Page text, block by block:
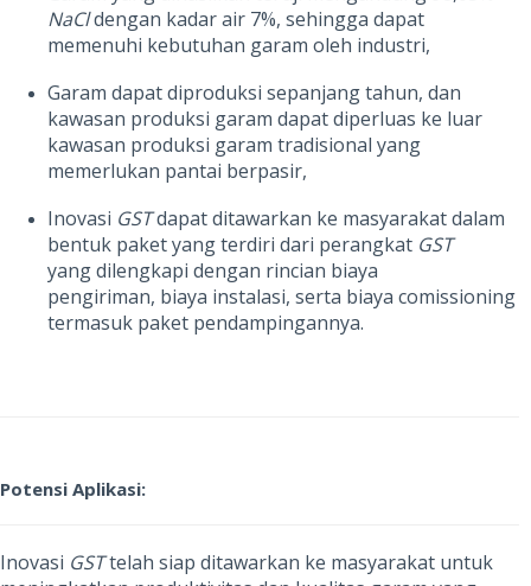
NaCldengan kadar air 7%, sehingga dapat
memenuhi kebutuhan garam oleh industri,
Garam dapat diproduksi sepanjang tahun, dan
kawasan produksi garam dapat diperluas ke luar
kawasan produksi garam tradisional yang
memerlukan pantai berpasir,
Inovasi GSTdapat ditawarkan ke masyarakat dalam
bentuk paket yang terdiri dari perangkat GST
yang dilengkapi dengan rincian biaya
pengiriman, biaya instalasi, serta biaya comissioning
termasuk paket pendampingannya.
Potensi Aplikasi:
Inovasi GSTtelah siap ditawarkan ke masyarakat untuk